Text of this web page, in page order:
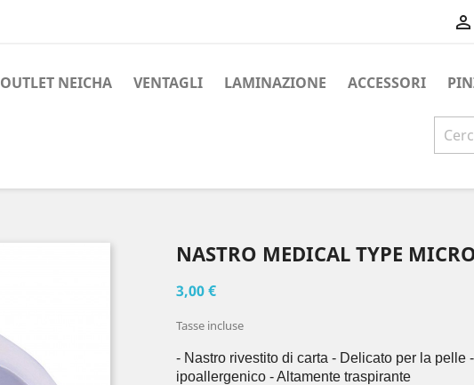

OUTLET NEICHA VENTAGLI LAMINAZIONE ACCESSORI
NASTRO MEDICAL TYPE
3,00 €
Tasse incluse
- Nastro rivestito di carta - Delicato per la pelle
ipoallergenico - Altamente traspirante